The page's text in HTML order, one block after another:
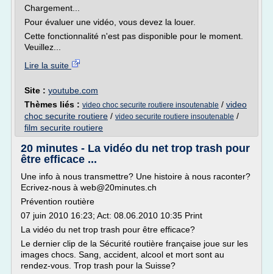
Chargement...
Pour évaluer une vidéo, vous devez la louer.
Cette fonctionnalité n'est pas disponible pour le moment.
Veuillez...
Lire la suite
Site : youtube.com
Thèmes liés : video choc securite routiere insoutenable / video
choc securite routiere / video securite routiere insoutenable /
film securite routiere
20 minutes - La vidéo du net trop trash pour
être efficace ...
Une info à nous transmettre? Une histoire à nous raconter?
Ecrivez-nous à web@20minutes.ch
Prévention routière
07 juin 2010 16:23; Act: 08.06.2010 10:35 Print
La vidéo du net trop trash pour être efficace?
Le dernier clip de la Sécurité routière française joue sur les
images chocs. Sang, accident, alcool et mort sont au
rendez-vous. Trop trash pour la Suisse?